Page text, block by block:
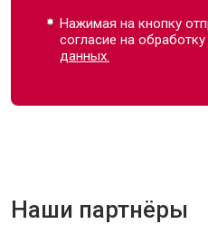
Нажимая на кнопку
согласие на
данных.
Наши партнёры